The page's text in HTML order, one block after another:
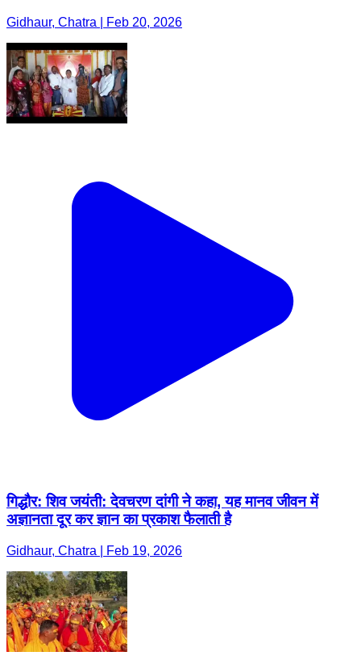
Gidhaur, Chatra | Feb 20, 2026
गिद्धौर: शिव जयंती: देवचरण दांगी ने कहा, यह मानव जीवन में
अज्ञानता दूर कर ज्ञान का प्रकाश फैलाती है
Gidhaur, Chatra | Feb 19, 2026